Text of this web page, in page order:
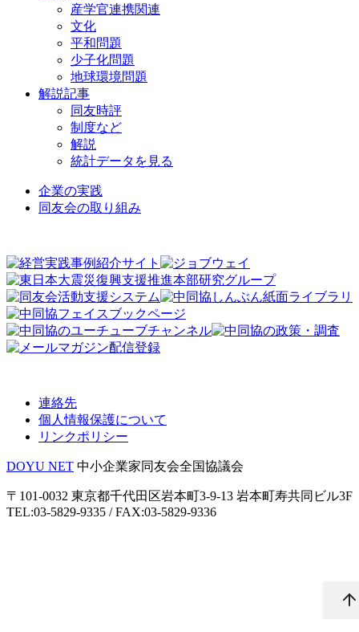
産学官連携関連
文化
平和問題
少子化問題
地球環境問題
解説記事
同友時評
制度など
解説
統計データを見る
企業の実践
同友会の取り組み
連絡先
個人情報保護について
リンクポリシー
DOYU NET 中小企業家同友会全国協議会
〒101-0032 東京都千代田区岩本町3-9-13 岩本町寿共同ビル3F
TEL:03-5829-9335 / FAX:03-5829-9336